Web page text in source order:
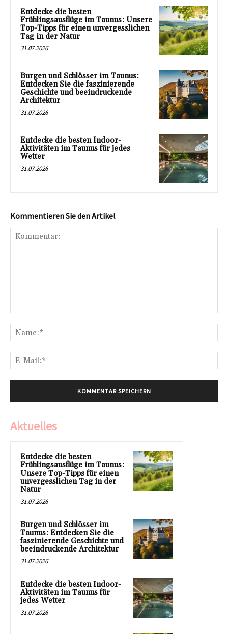
Entdecke die besten
Frühlingsausflüge im Taunus: Unsere
Top-Tipps für einen unvergesslichen
Tag in der Natur
31.07.2026
Burgen und Schlösser im Taunus:
Entdecken Sie die faszinierende
Geschichte und beeindruckende
Architektur
31.07.2026
Entdecke die besten Indoor-
Aktivitäten im Taunus für jedes
Wetter
31.07.2026
Kommentieren Sie den Artikel
Aktuelles
Entdecke die besten
Frühlingsausflüge im Taunus:
Unsere Top-Tipps für einen
unvergesslichen Tag in der
Natur
31.07.2026
Burgen und Schlösser im
Taunus: Entdecken Sie die
faszinierende Geschichte und
beeindruckende Architektur
31.07.2026
Entdecke die besten Indoor-
Aktivitäten im Taunus für
jedes Wetter
31.07.2026